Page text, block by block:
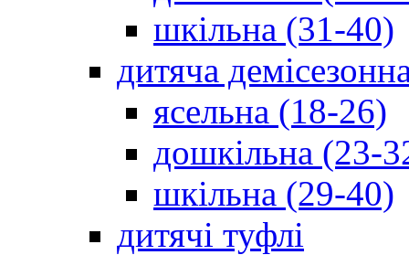
шкільна (31-40)
дитяча
ясельна (18-26)
дошкільна (23-
шкільна (29-40)
дитячі туфлі